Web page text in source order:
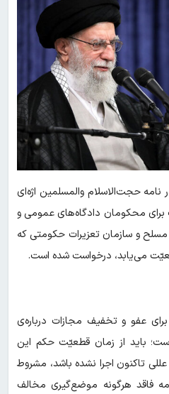
نامه‌ حجت‌الاسلام والمسلمین اژه‌ای
محکومان دادگاه‌های عمومی و
مسلح و سازمان تعزیرات حکومتی که
عفو و تخفیف مجازات درباره‌ی
باید از زمان قطعیّت حکم این
و به عللی تاکنون اجرا نشده باشد، مشروط
فاقد هرگونه موضع‌گیری مخالف